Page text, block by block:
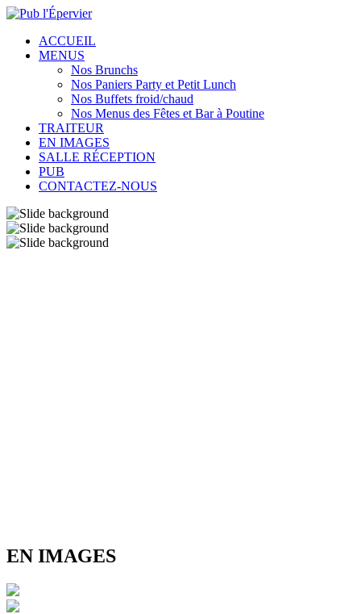
ACCUEIL
MENUS
Nos Brunchs
Nos Paniers Party et Petit Lunch
Nos Buffets froid/chaud
Nos Menus des Fêtes et Bar à Poutine
TRAITEUR
EN IMAGES
SALLE RÉCEPTION
PUB
CONTACTEZ-NOUS
EN IMAGES